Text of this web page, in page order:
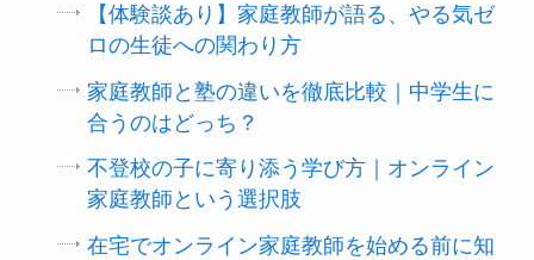
【体験談あり】家庭教師が語る、やる気ゼ
ロの生徒への関わり方
家庭教師と塾の違いを徹底比較｜中学生に
合うのはどっち？
不登校の子に寄り添う学び方｜オンライン
家庭教師という選択肢
在宅でオンライン家庭教師を始める前に知